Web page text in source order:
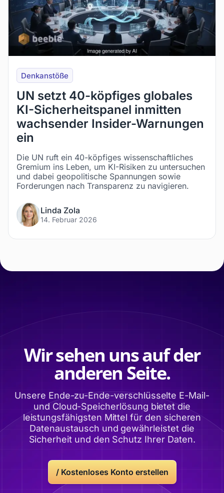
Denkanstöße
UN setzt 40-köpfiges globales
KI-Sicherheitspanel inmitten
wachsender Insider-Warnungen
ein
Die UN ruft ein 40-köpfiges wissenschaftliches
Gremium ins Leben, um KI-Risiken zu untersuchen
und dabei geopolitische Spannungen sowie
Forderungen nach Transparenz zu navigieren.
Linda Zola
14. Februar 2026
Wir sehen uns auf der
anderen Seite.
Unsere Ende-zu-Ende-verschlüsselte E-Mail-
und Cloud-Speicherlösung bietet die
leistungsfähigsten Mittel für den sicheren
Datenaustausch und gewährleistet die
Sicherheit und den Schutz Ihrer Daten.
/ Kostenloses Konto erstellen